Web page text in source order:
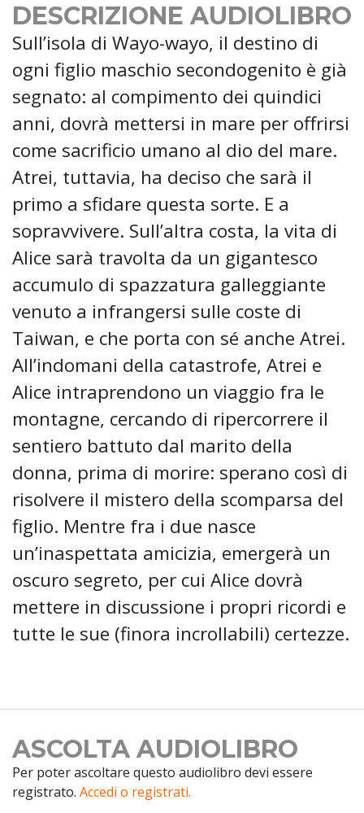
DESCRIZIONE AUDIOLIBRO
Sull’isola di Wayo-wayo, il destino di
ogni figlio maschio secondogenito è già
segnato: al compimento dei quindici
anni, dovrà mettersi in mare per offrirsi
come sacrificio umano al dio del mare.
Atrei, tuttavia, ha deciso che sarà il
primo a sfidare questa sorte. E a
sopravvivere. Sull’altra costa, la vita di
Alice sarà travolta da un gigantesco
accumulo di spazzatura galleggiante
venuto a infrangersi sulle coste di
Taiwan, e che porta con sé anche Atrei.
All’indomani della catastrofe, Atrei e
Alice intraprendono un viaggio fra le
montagne, cercando di ripercorrere il
sentiero battuto dal marito della
donna, prima di morire: sperano così di
risolvere il mistero della scomparsa del
figlio. Mentre fra i due nasce
un’inaspettata amicizia, emergerà un
oscuro segreto, per cui Alice dovrà
mettere in discussione i propri ricordi e
tutte le sue (finora incrollabili) certezze.
ASCOLTA AUDIOLIBRO
Per poter ascoltare questo audiolibro devi essere
registrato. Accedi o registrati.